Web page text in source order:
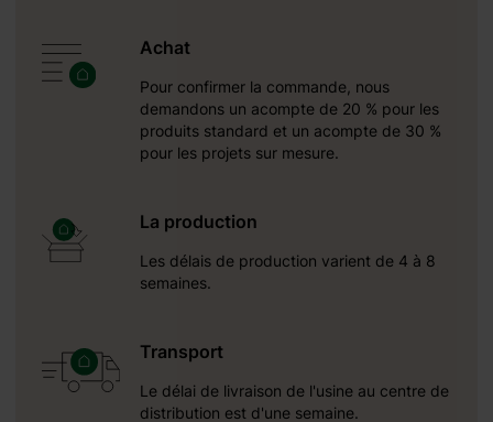
Achat
Pour confirmer la commande, nous
demandons un acompte de 20 % pour les
produits standard et un acompte de 30 %
pour les projets sur mesure.
La production
Les délais de production varient de 4 à 8
semaines.
Transport
Le délai de livraison de l'usine au centre de
distribution est d'une semaine.
+ 0 €
€